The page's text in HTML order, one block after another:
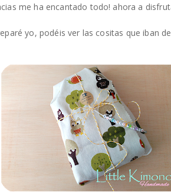
me ha encantado todo! ahora a
yo, podéis ver las cositas que iban